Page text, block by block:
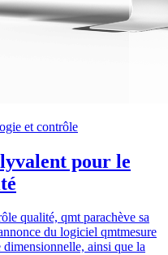
et contrôle
pour le
qualité, qmt parachève sa
du logiciel qmtmesure
dimensionnelle, ainsi que la